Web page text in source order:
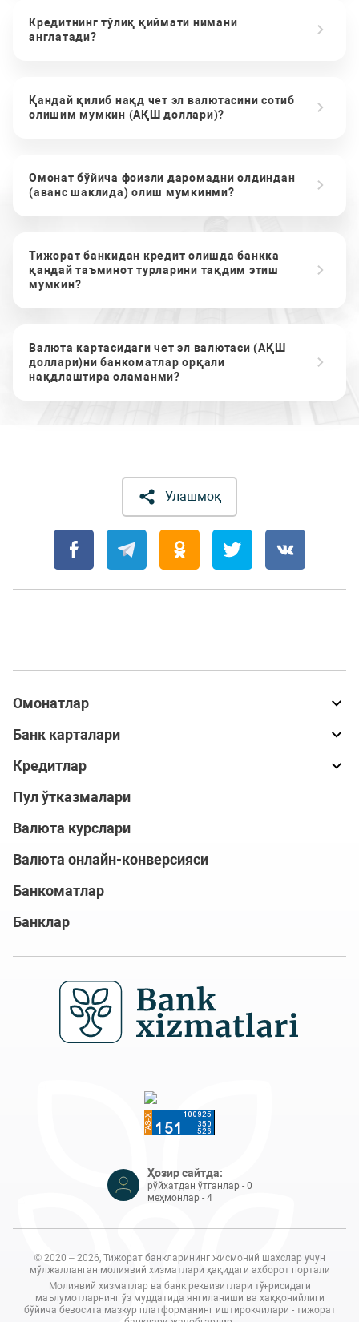
Кредитнинг тўлиқ қиймати нимани
англатади?
Қандай қилиб нақд чет эл валютасини сотиб
олишим мумкин (АҚШ доллари)?
Омонат бўйича фоизли даромадни олдиндан
(аванс шаклида) олиш мумкинми?
Тижорат банкидан кредит олишда банкка
қандай таъминот турларини тақдим этиш
мумкин?
Валюта картасидаги чет эл валютаси (АҚШ
доллари)ни банкоматлар орқали
нақдлаштира оламанми?
Улашмоқ
Омонатлар
Банк карталари
Кредитлар
Пул ўтказмалари
Валюта курслари
Валюта онлайн-конверсияси
Банкоматлар
Банклар
Ҳозир сайтда:
рўйхатдан ўтганлар - 0
меҳмонлар - 4
© 2020 – 2026, Тижорат банкларининг жисмоний шахслар учун
мўлжалланган молиявий хизматлари ҳақидаги ахборот портали
Молиявий хизматлар ва банк реквизитлари тўғрисидаги
маълумотларнинг ўз муддатида янгиланиши ва ҳаққонийлиги
бўйича бевосита мазкур платформанинг иштирокчилари - тижорат